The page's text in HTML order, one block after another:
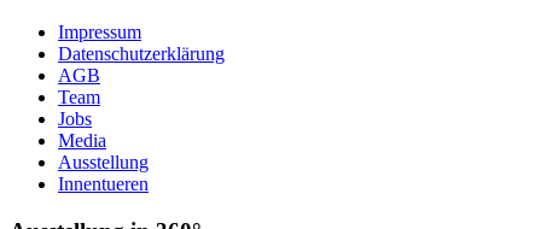
Impressum
Datenschutzerklärung
AGB
Team
Jobs
Media
Ausstellung
Innentueren